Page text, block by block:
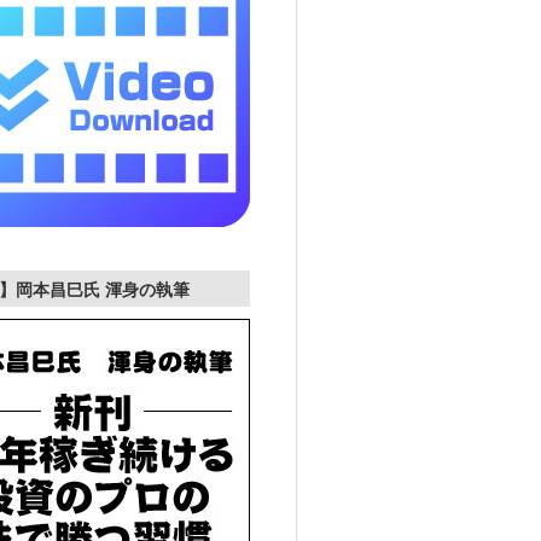
岡本昌巳氏 渾身の執筆